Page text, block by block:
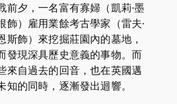
前夕，一名富有寡婦（凱莉·墨
飾）雇用業餘考古學家（雷夫·
斯飾）來挖掘莊園內的墓地，
發現深具歷史意義的事物。而
來自過去的回音，也在英國邁
知的同時，逐漸發出迴響。‎